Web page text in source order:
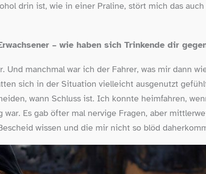
drin ist, wie in einer Praline, stört mich das
– wie haben sich Trinkende dir
Und manchmal war ich der Fahrer, was mir dann
sich in der Situation vielleicht ausgenutzt
wann Schluss ist. Ich konnte heimfahren,
war. Es gab öfter mal nervige Fragen, aber
wissen und die mir nicht so blöd